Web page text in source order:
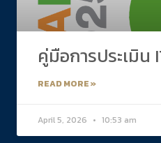
คู่มือการประเมิน
READ MORE »
April 5, 2026 10:53 am